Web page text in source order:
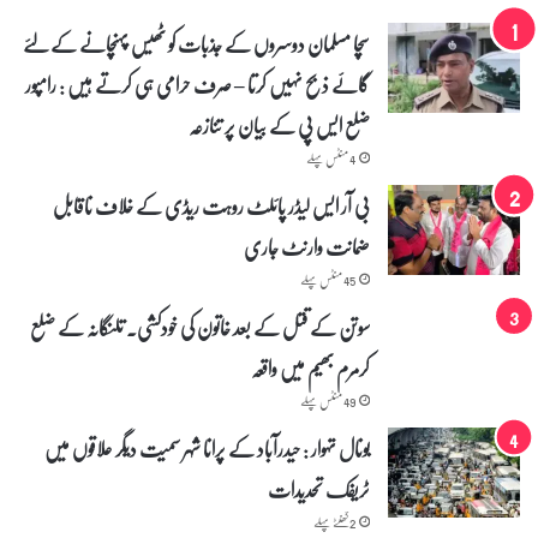
ب
ی
و
ں
ک
س
ل
س
ل
ہ
ا
س
س
ب
ھ
ی
ب
ر
سچا مسلمان دوسروں کے جذبات کو ٹھیس پہنچانے کے لئے
گائے ذبح نہیں کرتا – صرف حرامی ہی کرتے ہیں : رامپور
ضلع ایس پی کے بیان پر تنازعہ
4 منٹس پہلے
بی آر ایس لیڈر پائلٹ روہت ریڈی کے خلاف ناقابل
ضمانت وارنٹ جاری
45 منٹس پہلے
سوتن کے قتل کے بعد خاتون کی خودکشی۔ تلنگانہ کے ضلع
کرمرم بھیم میں واقعہ
49 منٹس پہلے
بونال تہوار : حیدرآباد کے پرانا شہر سمیت دیگر علاقوں میں
ٹریفک تحدیدات
2 گھنٹے پہلے